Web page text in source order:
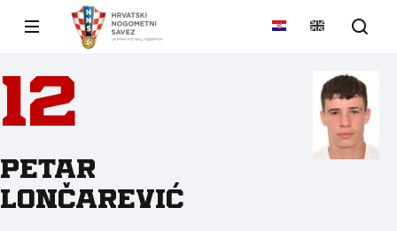
12
Petar
Lončarević